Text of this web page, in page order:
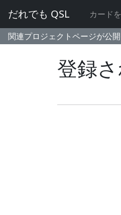
だれでも QSL カード
関連プロジェクトページが公
登録